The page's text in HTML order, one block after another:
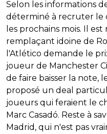
Selon les informations
déterminé à recruter le
les prochains mois. Il
remplaçant idoine de
l'Atlético demande le
joueur de Manchester
de faire baisser la note,
proposé un deal
joueurs qui feraient le
Marc Casadó. Reste à
Madrid, qui n'est pas